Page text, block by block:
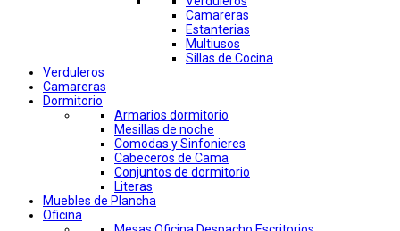
Camareras
Estanterias
Multiusos
Sillas de Cocina
Verduleros
Camareras
Dormitorio
Armarios dormitorio
Mesillas de noche
Comodas y Sinfonieres
Cabeceros de Cama
Conjuntos de dormitorio
Literas
Muebles de Plancha
Oficina